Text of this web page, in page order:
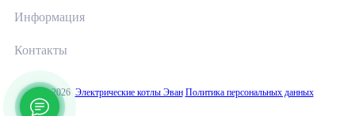
Информация
Контакты
© 2026 Электрические котлы Эван Политика персональных данных